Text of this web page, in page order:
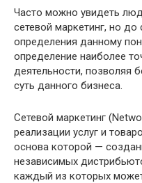
Часто можно увидеть
сетевой маркетинг, но до
определения данному
определение наиболее
деятельности, позволяя
суть данного бизнеса.
Сетевой маркетинг
реализации услуг и
основа которой —
независимых
каждый из которых